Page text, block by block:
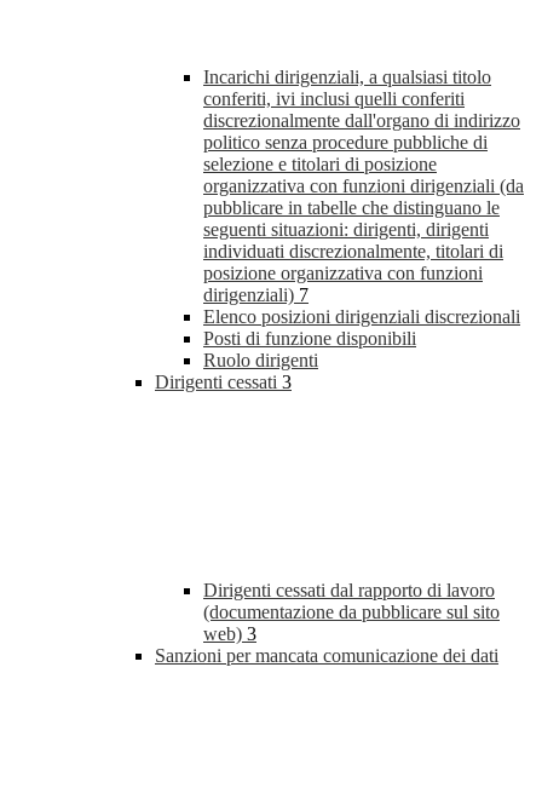
Incarichi dirigenziali, a qualsiasi titolo
conferiti, ivi inclusi quelli conferiti
discrezionalmente dall'organo di indirizzo
politico senza procedure pubbliche di
selezione e titolari di posizione
organizzativa con funzioni dirigenziali (da
pubblicare in tabelle che distinguano le
seguenti situazioni: dirigenti, dirigenti
individuati discrezionalmente, titolari di
posizione organizzativa con funzioni
dirigenziali) 7
Elenco posizioni dirigenziali discrezionali
Posti di funzione disponibili
Ruolo dirigenti
Dirigenti cessati 3
Dirigenti cessati dal rapporto di lavoro
(documentazione da pubblicare sul sito
web) 3
Sanzioni per mancata comunicazione dei dati